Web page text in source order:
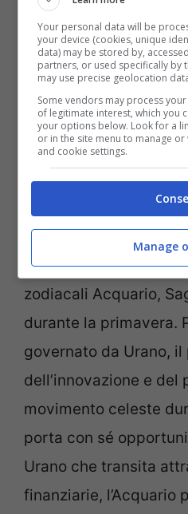
finanziariamente,
determinazione
unica del successo.
Stanno per
bottiglia di
segni
Il movimento dei
influenza sulla
zodiacali Acquario,
durante la primavera.
governato da Urano, il
dell’innovazione e del
movimento celeste
porta con sé
Urano che transita
finanziarie, l’Acquario
Your personal data will be
your device (cookies, unique
data) may be stored by,
partners, or used specifically by
may use precise geolocation
Some vendors may process
of legitimate interest, which you
your options below. Look for a
or in the site menu to manage
and cookie settings.
Manage